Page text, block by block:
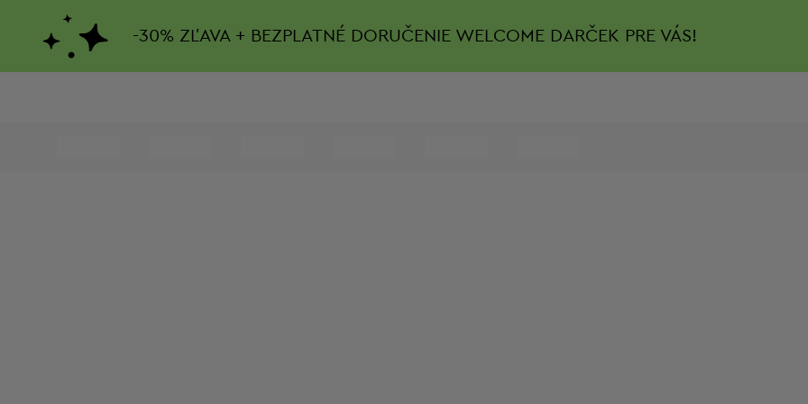
-30% ZĽAVA + BEZPLATNÉ DORUČENIE WELCOME DARČEK PRE VÁS!